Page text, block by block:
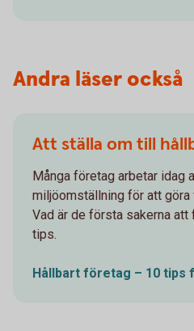
Andra läser också
Att ställa om till
Många företag arbetar idag
miljöomställning för att göra
Vad är de första sakerna att
tips.
Hållbart företag – 10 tips